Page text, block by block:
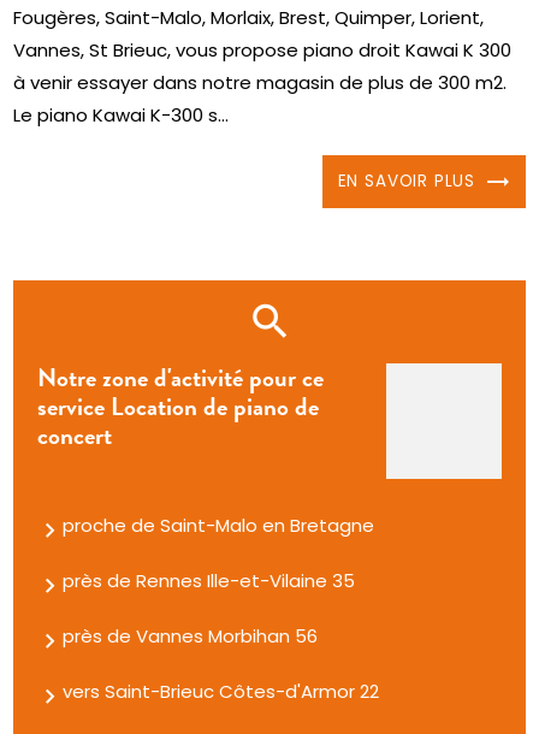
Fougères, Saint-Malo, Morlaix, Brest, Quimper, Lorient,
Vannes, St Brieuc, vous propose piano droit Kawai K 300
à venir essayer dans notre magasin de plus de 300 m2.
Le piano Kawai K-300 s...
EN SAVOIR PLUS
Notre zone d'activité pour ce
service Location de piano de
concert
proche de Saint-Malo en Bretagne
près de Rennes Ille-et-Vilaine 35
près de Vannes Morbihan 56
vers Saint-Brieuc Côtes-d'Armor 22